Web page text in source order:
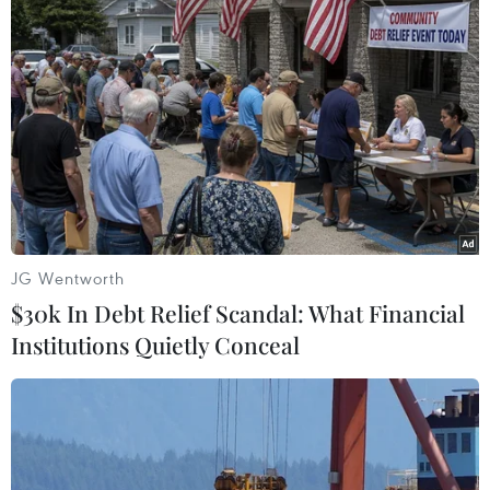
Voi chiến. (Ảnh: Vietnam+)
(TTXVN/Vietnam+)
JG Wentworth
$30k In Debt Relief Scandal: What Financial
Institutions Quietly Conceal